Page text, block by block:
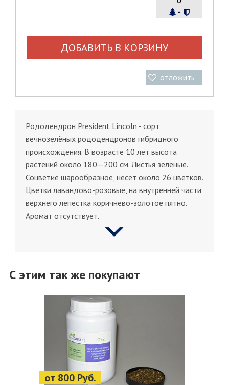
-
ДОБАВИТЬ В КОРЗИНУ
отложить
Рододендрон President Lincoln - сорт
вечнозелёных рододендронов гибридного
происхождения. В возрасте 10 лет высота
растений около 180—200 см. Листья зелёные.
Соцветие шарообразное, несёт около 26 цветков.
Цветки лавандово-розовые, на внутренней части
верхнего лепестка коричнево-золотое пятно.
Аромат отсутствует.
С этим так же покупают
от 800 Руб.